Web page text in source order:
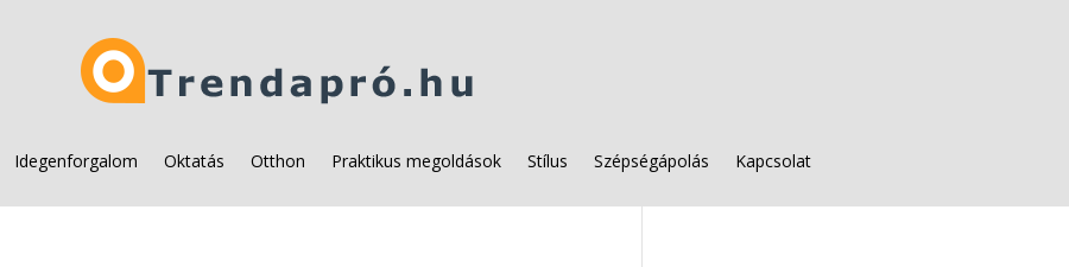
Idegenforgalom Oktatás Otthon Praktikus megoldások Stílus Szépségápolás Kapcsolat